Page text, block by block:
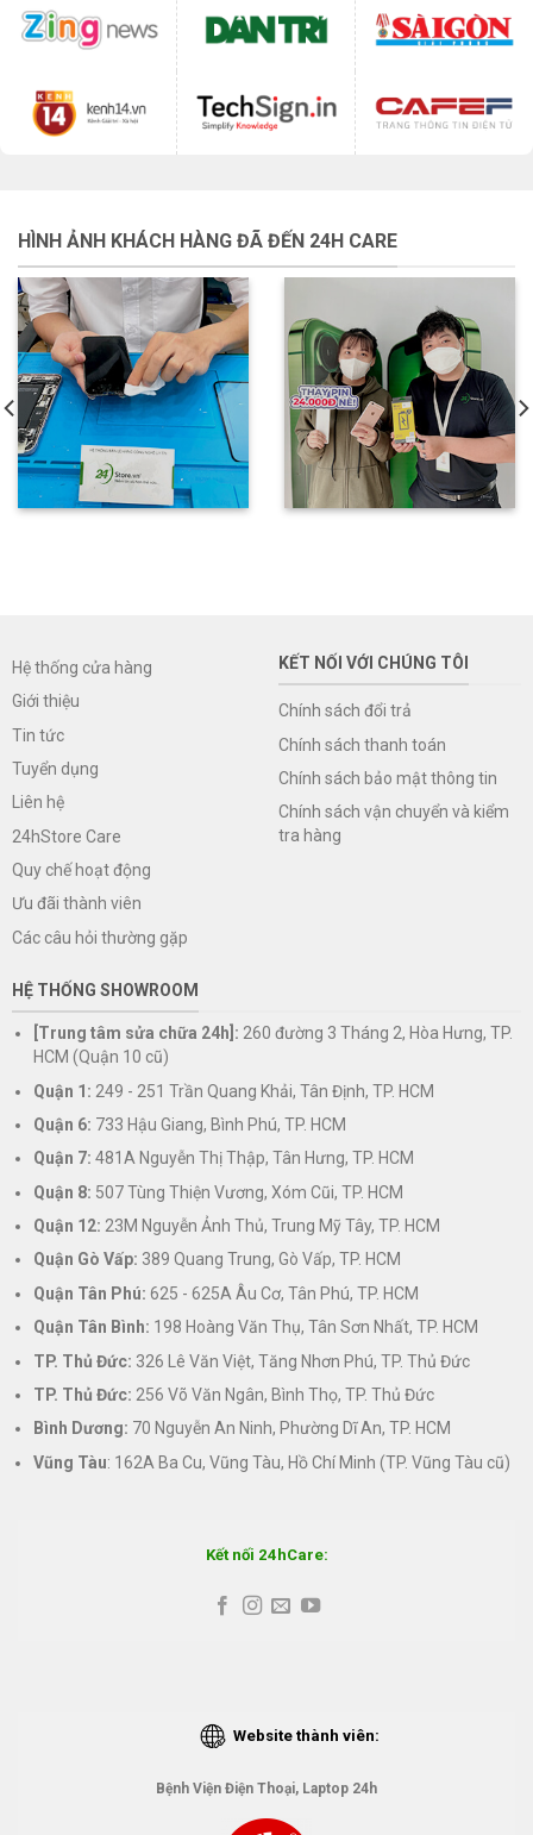
HÌNH ẢNH KHÁCH HÀNG ĐÃ ĐẾN 24H CARE
Hệ thống cửa hàng
Giới thiệu
Tin tức
Tuyển dụng
Liên hệ
24hStore Care
Quy chế hoạt động
Ưu đãi thành viên
Các câu hỏi thường gặp
KẾT NỐI VỚI CHÚNG TÔI
Chính sách đổi trả
Chính sách thanh toán
Chính sách bảo mật thông tin
Chính sách vận chuyển và kiểm
tra hàng
HỆ THỐNG SHOWROOM
[Trung tâm sửa chữa 24h]: 260 đường 3 Tháng 2, Hòa Hưng, TP.
HCM (Quận 10 cũ)
Quận 1: 249 - 251 Trần Quang Khải, Tân Định, TP. HCM
Quận 6: 733 Hậu Giang, Bình Phú, TP. HCM
Quận 7: 481A Nguyễn Thị Thập, Tân Hưng, TP. HCM
Quận 8: 507 Tùng Thiện Vương, Xóm Cũi, TP. HCM
Quận 12: 23M Nguyễn Ảnh Thủ, Trung Mỹ Tây, TP. HCM
Quận Gò Vấp: 389 Quang Trung, Gò Vấp, TP. HCM
Quận Tân Phú: 625 - 625A Âu Cơ, Tân Phú, TP. HCM
Quận Tân Bình: 198 Hoàng Văn Thụ, Tân Sơn Nhất, TP. HCM
TP. Thủ Đức: 326 Lê Văn Việt, Tăng Nhơn Phú, TP. Thủ Đức
TP. Thủ Đức: 256 Võ Văn Ngân, Bình Thọ, TP. Thủ Đức
Bình Dương: 70 Nguyễn An Ninh, Phường Dĩ An, TP. HCM
Vũng Tàu: 162A Ba Cu, Vũng Tàu, Hồ Chí Minh (TP. Vũng Tàu cũ)
Kết nối 24hCare:
Website thành viên:
Bệnh Viện Điện Thoại, Laptop 24h